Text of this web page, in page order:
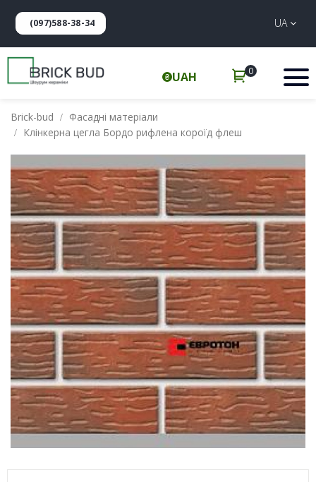
(097)588-38-34 UA
UAH 0
Brick-bud
Фасадні матеріали
Клінкерна цегла Бордо рифлена короїд флеш